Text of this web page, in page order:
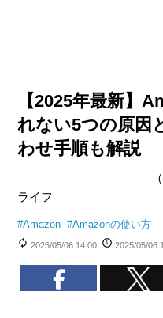
【2025年最新】
れない5つの原因
わせ手順も解説
ライフ
#Amazon #Amazonの使い方
2025/05/06 14:00 2025/05/06